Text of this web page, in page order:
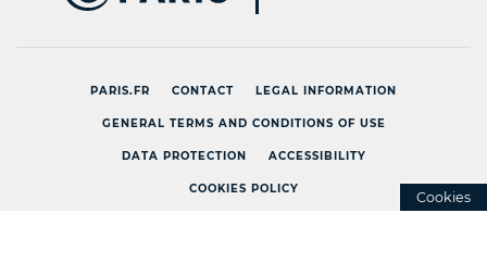
PARIS.FR CONTACT LEGAL INFORMATION
GENERAL TERMS AND CONDITIONS OF USE
DATA PROTECTION ACCESSIBILITY
COOKIES POLICY